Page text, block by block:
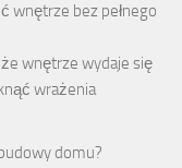
wnętrze bez pełnego
wnętrze wydaje się
wrażenia
domu?